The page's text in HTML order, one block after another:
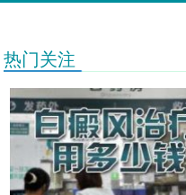
热门关注